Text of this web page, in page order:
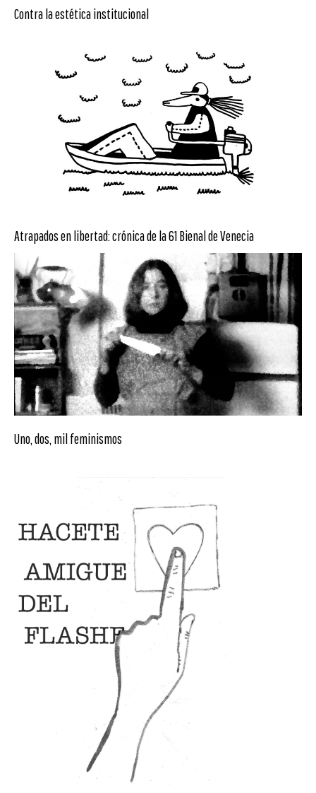
Contra la estética institucional
Atrapados en libertad: crónica de la 61 Bienal de Venecia
Uno, dos, mil feminismos